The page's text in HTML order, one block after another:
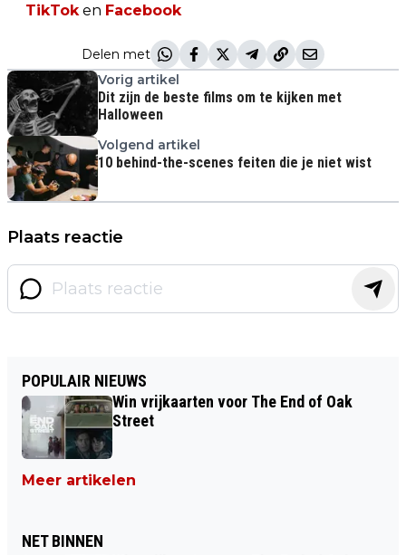
TikToken Facebook
Delen met
Vorig artikel
Dit zijn de beste films om te kijken met
Halloween
Volgend artikel
10 behind-the-scenes feiten die je niet wist
Plaats reactie
POPULAIR NIEUWS
Win vrijkaarten voor The End of Oak
Street
Meer artikelen
NET BINNEN